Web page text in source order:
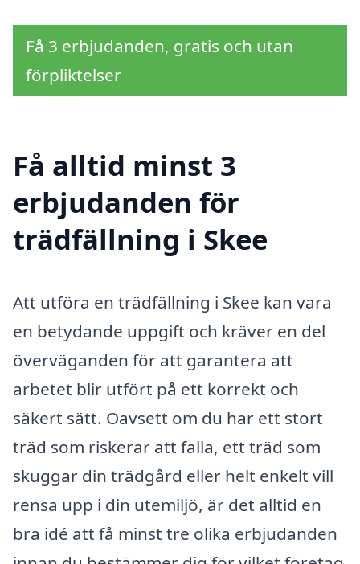
Få 3 erbjudanden, gratis och utan
förpliktelser
Få alltid minst 3
erbjudanden för
trädfällning i Skee
Att utföra en trädfällning i Skee kan vara
en betydande uppgift och kräver en del
överväganden för att garantera att
arbetet blir utfört på ett korrekt och
säkert sätt. Oavsett om du har ett stort
träd som riskerar att falla, ett träd som
skuggar din trädgård eller helt enkelt vill
rensa upp i din utemiljö, är det alltid en
bra idé att få minst tre olika erbjudanden